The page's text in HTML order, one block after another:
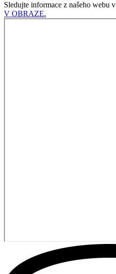
Sledujte informace z našeho webu v
V OBRAZE.